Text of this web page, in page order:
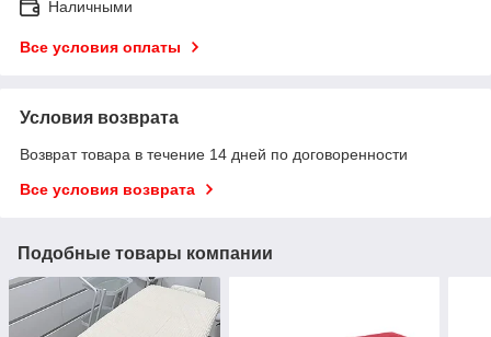
Наличными
Все условия оплаты
Условия возврата
Возврат товара в течение 14 дней по договоренности
Все условия возврата
Подобные товары компании